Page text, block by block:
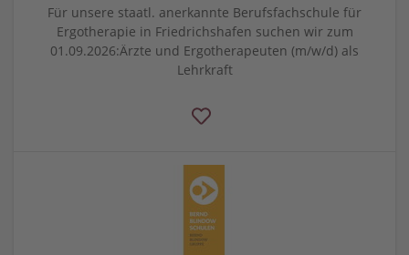
Für unsere staatl. anerkannte Berufsfachschule für
Ergotherapie in Friedrichshafen suchen wir zum
01.09.2026:Ärzte und Ergotherapeuten (m/w/d) als
Lehrkraft